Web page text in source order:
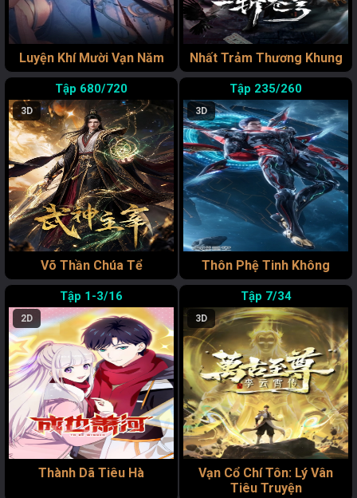
Luyện Khí Mười Vạn Năm Nhất Trảm Thương Khung
680/720
3D
Võ Thần Chúa Tể
235/260
3D
Thôn Phệ Tinh Không
1-3/16
2D
Thành Dã Tiêu Hà
7/34
3D
Vạn Cổ Chí Tôn: Lý Vân
Tiêu Truyện